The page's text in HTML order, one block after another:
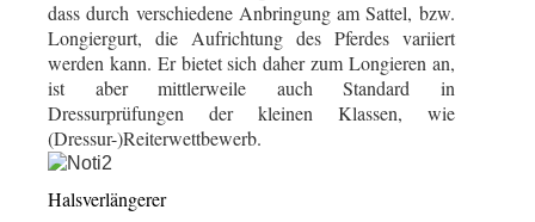
dass durch verschiedene Anbringung am Sattel, bzw.
Longiergurt, die Aufrichtung des Pferdes variiert
werden kann. Er bietet sich daher zum Longieren an,
ist aber mittlerweile auch Standard in
Dressurprüfungen der kleinen Klassen, wie
(Dressur-)Reiterwettbewerb.
Halsverlängerer